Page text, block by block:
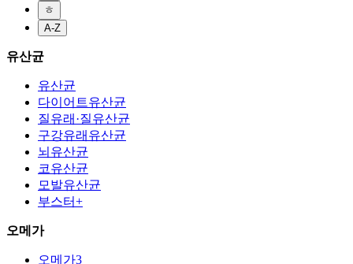
ㅎ
A-Z
유산균
유산균
다이어트유산균
질유래·질유산균
구강유래유산균
뇌유산균
코유산균
모발유산균
부스터+
오메가
오메가3